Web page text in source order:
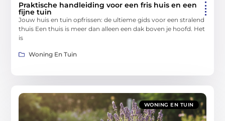
Praktische handleiding voor een fris huis en een
fijne tuin
Jouw huis en tuin opfrissen: de ultieme gids voor een stralend
thuis Een thuis is meer dan alleen een dak boven je hoofd. Het
is
Woning En Tuin
WONING EN TUIN